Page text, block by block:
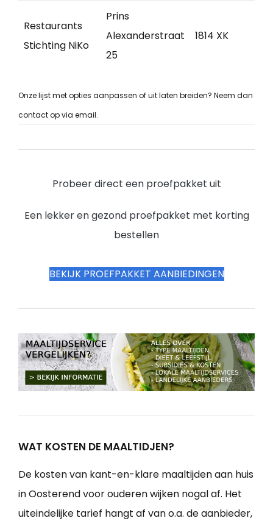
Restaurants
Stichting NiKo
Prins
Alexanderstraat
25
1814 XK
Onze lijst met opties aanpassen of uit laten breiden? Neem dan
contact op via email.
Probeer direct een proefpakket uit
Een lekker en gezond proefpakket met korting
bestellen
BEKIJK PROEFPAKKET AANBIEDINGEN
WAT KOSTEN DE MAALTIDJEN?
De kosten van kant-en-klare maaltijden aan huis
in Oosterend voor ouderen wijken nogal af. Het
uiteindelijke tarief hangt af van o.a. de aanbieder,